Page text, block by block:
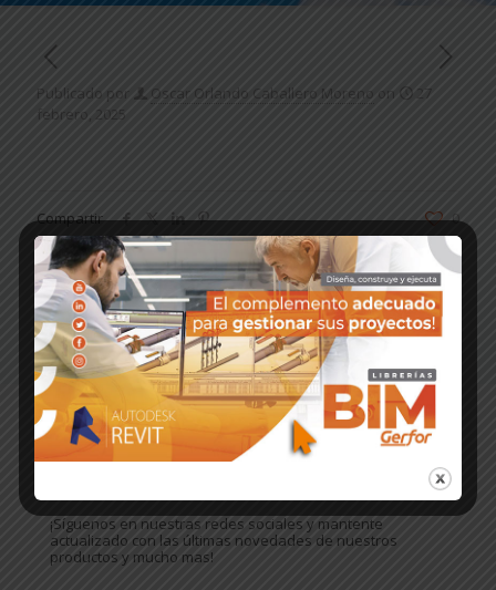
Publicado por Oscar Orlando Caballero Moreno on
27
febrero, 2025
Compartir 0
Oscar Orlando Caballero Moreno
¡Síguenos en nuestras redes sociales y mantente
actualizado con las últimas novedades de nuestros
productos y mucho mas!